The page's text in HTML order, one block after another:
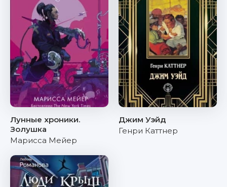
Лунные хроники.
Золушка
Марисса Мейер
Джим Уэйд
Генри Каттнер